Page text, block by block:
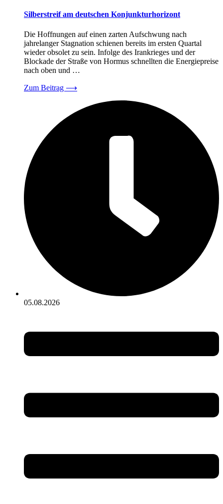
Silberstreif am deutschen Konjunkturhorizont
Die Hoffnungen auf einen zarten Aufschwung nach
jahrelanger Stagnation schienen bereits im ersten Quartal
wieder obsolet zu sein. Infolge des Irankrieges und der
Blockade der Straße von Hormus schnellten die Energiepreise
nach oben und …
Zum Beitrag ⟶
05.08.2026